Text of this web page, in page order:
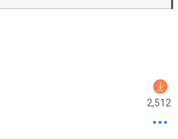
2,512